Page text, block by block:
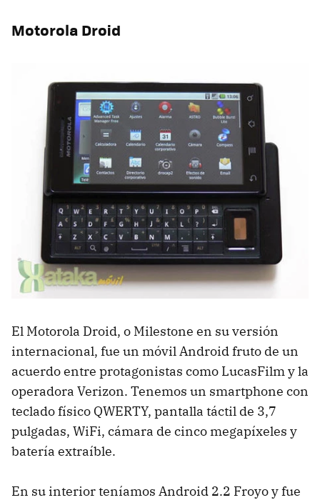
Motorola Droid
El Motorola Droid, o Milestone en su versión
internacional, fue un móvil Android fruto de un
acuerdo entre protagonistas como LucasFilm y la
operadora Verizon. Tenemos un smartphone con
teclado físico QWERTY, pantalla táctil de 3,7
pulgadas, WiFi, cámara de cinco megapíxeles y
batería extraíble.
En su interior teníamos Android 2.2 Froyo y fue